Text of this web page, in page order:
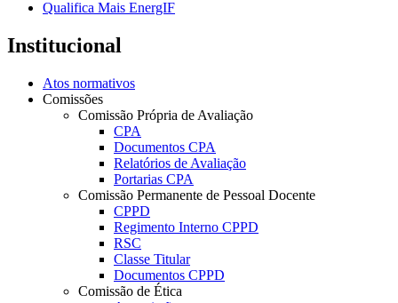
Qualifica Mais EnergIF
Institucional
Atos normativos
Comissões
Comissão Própria de Avaliação
CPA
Documentos CPA
Relatórios de Avaliação
Portarias CPA
Comissão Permanente de Pessoal Docente
CPPD
Regimento Interno CPPD
RSC
Classe Titular
Documentos CPPD
Comissão de Ética